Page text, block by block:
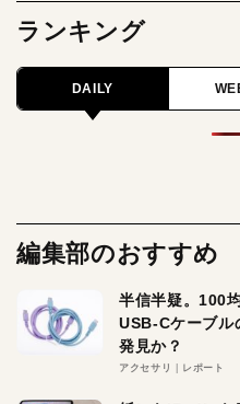
ランキング
DAILY
編集部のおすすめ
半信半疑。100
USB-Cケーブル
発見か？
アクセサリ レポート